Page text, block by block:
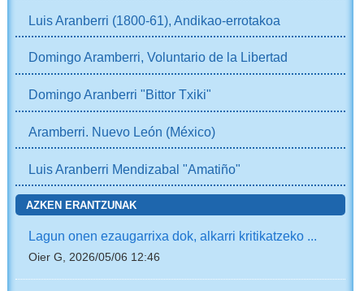
Luis Aranberri (1800-61), Andikao-errotakoa
Domingo Aramberri, Voluntario de la Libertad
Domingo Aranberri "Bittor Txiki"
Aramberri. Nuevo León (México)
Luis Aranberri Mendizabal "Amatiño"
AZKEN ERANTZUNAK
Lagun onen ezaugarrixa dok, alkarri kritikatzeko ...
Oier G, 2026/05/06 12:46